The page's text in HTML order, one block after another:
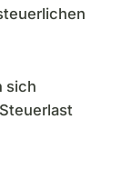
sich